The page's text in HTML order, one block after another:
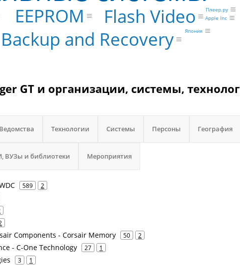
EEPROM
Flash Video
Backup and Recovery
Apple Inc
Плеер.ру
Япония
GT и организации, системы,
Ведомства Технологии Системы Персоны География
ВУЗы и библиотеки Мероприятия
589 2
Components - Corsair Memory 50 2
- С-One Technology 27 1
3 1